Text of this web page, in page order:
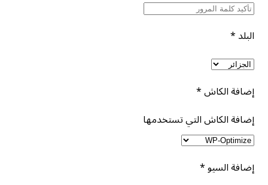
البلد*
إضافة الكاش*
إضافة الكاش التي تستخدمها
إضافة السيو*